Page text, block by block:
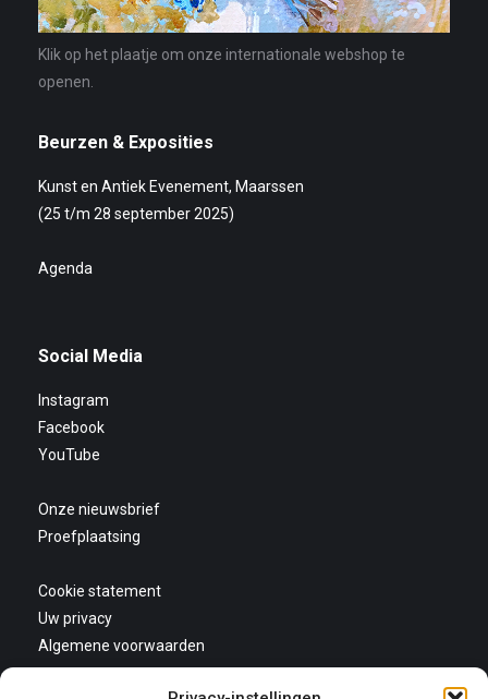
Klik op het plaatje om onze internationale webshop te
openen.
Beurzen & Exposities
Kunst en Antiek Evenement, Maarssen
(25 t/m 28 september 2025)
Agenda
Social Media
Instagram
Facebook
YouTube
Onze nieuwsbrief
Proefplaatsing
Cookie statement
Uw privacy
Algemene voorwaarden